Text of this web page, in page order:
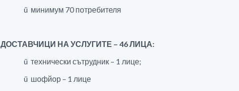
ü минимум 70 потребителя
ДОСТАВЧИЦИ НА УСЛУГИТЕ – 46 ЛИЦА:
ü технически сътрудник – 1 лице;
ü шофйор – 1 лице